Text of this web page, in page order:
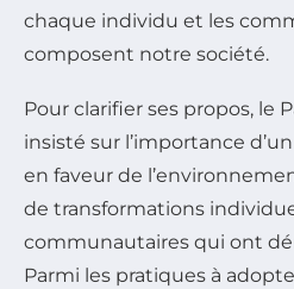
chaque individu et les
composent notre société.
Pour clarifier ses propos, le
insisté sur l’importance
en faveur de
de transformations
communautaires qui ont
Parmi les pratiques à